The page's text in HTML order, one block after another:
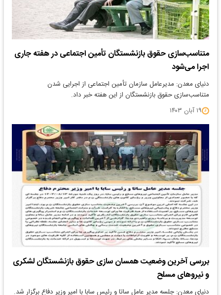
متناسب‌سازی حقوق بازنشستگان تأمین اجتماعی در هفته جاری
اجرا می‌شود
دنیای معدن: مدیرعامل سازمان تأمین اجتماعی از اجرایی شدن
متناسب‌سازی حقوق بازنشستگان از این هفته خبر داد.
۱۹ آبان ۱۴۰۳
بررسی آخرین وضعیت همسان سازی حقوق بازنشستگان لشکری
و نیروهای مسلح
دنیای معدن: جلسه مدیر عامل ساتا و رئیس سابا با امیر وزیر دفاع برگزار شد.